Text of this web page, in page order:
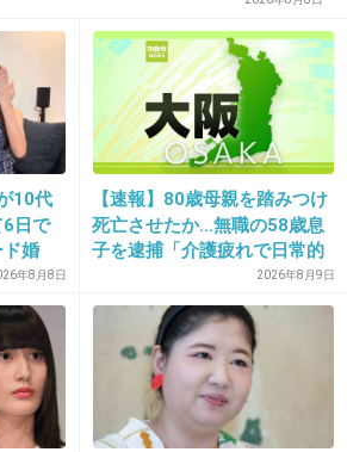
+56 -5
で緊急帝王切開で低体重で出
産んでしまって申し訳なく思
が欲しいけど不安… 一人目低
た皆さん 二人目はどうでした
+42
10代
日で
婚
年8月8日
【速報】80歳母親を踏みつけ
死亡させたか…無職の58歳息
子を逮捕「介護疲れで日常的
に暴行」肋骨８本折れ体には
多数の痕 大阪・岬町
2026年8月9日